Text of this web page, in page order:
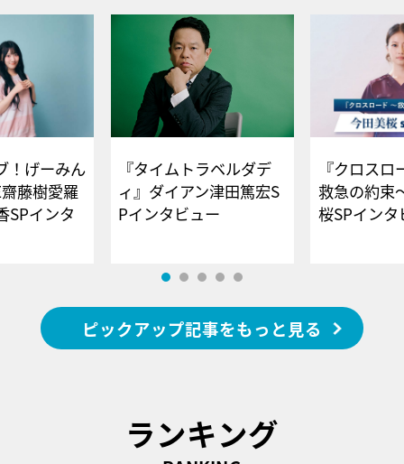
！げーみん
藤樹愛羅
SPインタ
『タイムトラベルダデ
ィ』ダイアン津田篤宏S
Pインタビュー
『クロス
救急の約束
桜SPイ
ピックアップ記事をもっと見る
ランキング